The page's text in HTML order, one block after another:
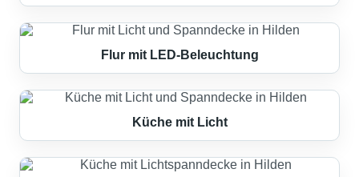
Flur mit LED-Beleuchtung
Küche mit Licht